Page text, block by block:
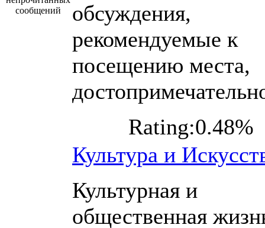
обсуждения,
рекомендуемые к
посещению места,
Rating:0.48%
Культура и
Культурная и
общественная